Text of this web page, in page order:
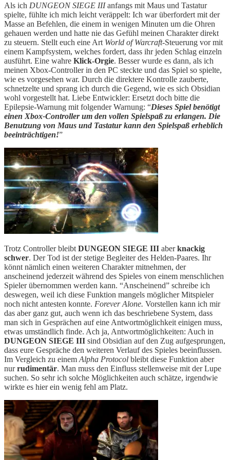
Als ich DUNGEON SIEGE IIIanfangs mit Maus und Tastatur
spielte, fühlte ich mich leicht veräppelt: Ich war überfordert mit der
Masse an Befehlen, die einem in wenigen Minuten um die Ohren
gehauen werden und hatte nie das Gefühl meinen Charakter direkt
zu steuern. Stellt euch eine Art World of Warcraft-Steuerung vor mit
einem Kampfsystem, welches fordert, dass ihr jeden Schlag einzeln
ausführt. Eine wahre Klick-Orgie. Besser wurde es dann, als ich
meinen Xbox-Controller in den PC steckte und das Spiel so spielte,
wie es vorgesehen war. Durch die direktere Kontrolle zauberte,
schnetzelte und sprang ich durch die Gegend, wie es sich Obsidian
wohl vorgestellt hat. Liebe Entwickler: Ersetzt doch bitte die
Epilepsie-Warnung mit folgender Warnung: “Dieses Spiel benötigt
einen Xbox-Controller um den vollen Spielspaß zu erlangen. Die
Benutzung von Maus und Tastatur kann den Spielspaß erheblich
beeinträchtigen!”
Trotz Controller bleibt DUNGEON SIEGE III aberknackig
schwer. Der Tod ist der stetige Begleiter des Helden-Paares. Ihr
könnt nämlich einen weiteren Charakter mitnehmen, der
anscheinend jederzeit während des Spieles von einem menschlichen
Spieler übernommen werden kann. “Anscheinend” schreibe ich
deswegen, weil ich diese Funktion mangels möglicher Mitspieler
noch nicht antesten konnte. Forever Alone. Vorstellen kann ich mir
das aber ganz gut, auch wenn ich das beschriebene System, dass
man sich in Gesprächen auf eine Antwortmöglichkeit einigen muss,
etwas umständlich finde. Ach ja, Antwortmöglichkeiten: Auch in
DUNGEON SIEGE III sind Obsidian auf den Zug aufgesprungen,
dass eure Gespräche den weiteren Verlauf des Spieles beeinflussen.
Im Vergleich zu einem Alpha Protocol bleibt diese Funktion aber
nurrudimentär. Man muss den Einfluss stellenweise mit der Lupe
suchen. So sehr ich solche Möglichkeiten auch schätze, irgendwie
wirkte es hier ein wenig fehl am Platz.